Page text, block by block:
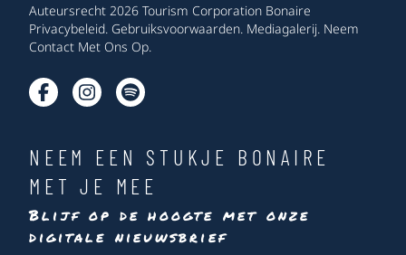
Auteursrecht 2026 Tourism Corporation Bonaire
Privacybeleid. Gebruiksvoorwaarden. Mediagalerij. Neem
Contact Met Ons Op.
NEEM EEN STUKJE BONAIRE
MET JE MEE
Blijf op de hoogte met onze
digitale nieuwsbrief